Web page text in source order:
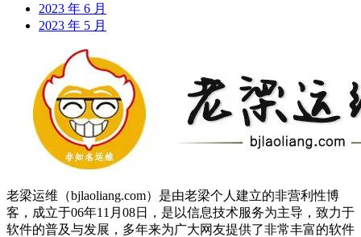
2023 年 6 月
2023 年 5 月
老梁运维（bjlaoliang.com）是由老梁个人建立的非营利性博
客，成立于06年11月08日，是以信息技术服务为主导，致力于
软件的普及与发展，多年来为广大网友提供了非常丰富的软件